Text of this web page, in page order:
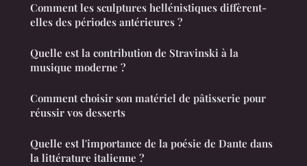
Comment les sculptures hellénistiques diffèrent-
elles des périodes antérieures ?
Quelle est la contribution de Stravinski à la
musique moderne ?
Comment choisir son matériel de pâtisserie pour
réussir vos desserts
Quelle est l'importance de la poésie de Dante dans
la littérature italienne ?